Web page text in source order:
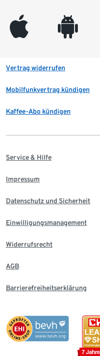
appleinc android
Vertrag widerrufen
Mobilfunkvertrag kündigen
Kaffee-Abo kündigen
Service & Hilfe
Impressum
Datenschutz und Sicherheit
Einwilligungsmanagement
Widerrufsrecht
AGB
Barrierefreiheitserklärung